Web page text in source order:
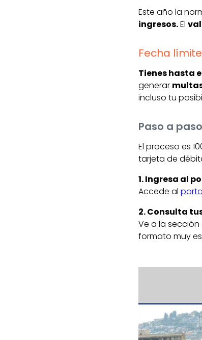
Este año la
ingresos.El
Fecha
Tienes hasta
generar
incluso tu
Paso a
El proceso es
tarjeta de
1. Ingresa al
Accede al
2. Consulta
Ve a la sección
formato muy